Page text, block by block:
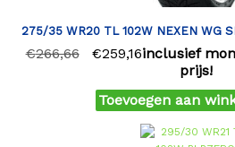
275/35 WR20 TL 102W NEXEN WG
€266,66 €259,16inclusief
prijs!
Toevoegen aan